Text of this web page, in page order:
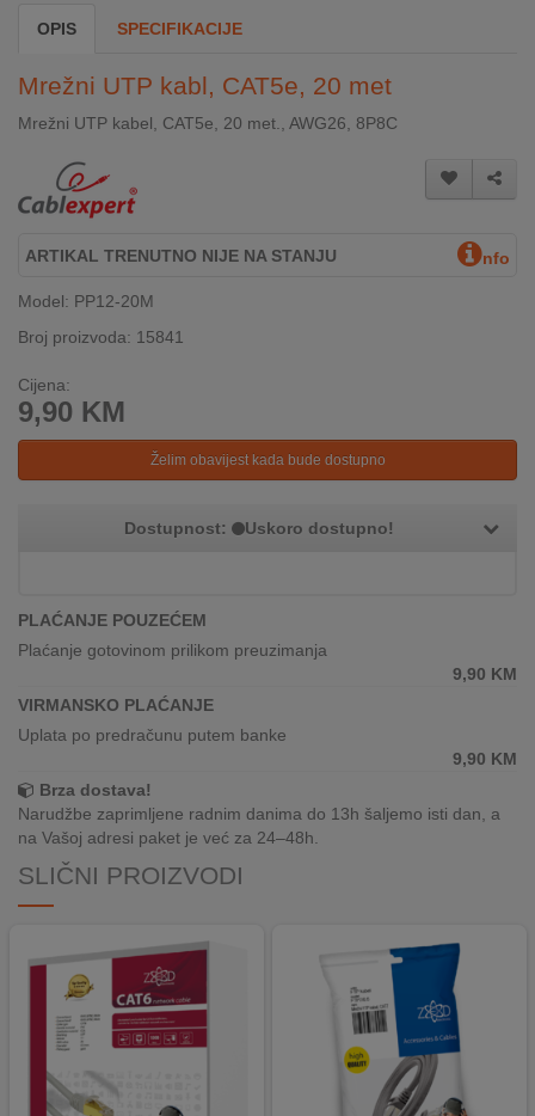
&
GAME
INTERNO
NALOG
BRENDOVI
KUPOVINA
NA
O
NAMA
KATALOZI
KUPITI?
KUPOVINA
INOSTRANSTVA
OPIS SPECIFIKACIJE
Mrežni UTP kabl, CAT5e, 20 met
Mrežni UTP kabel, CAT5e, 20 met., AWG26, 8P8C
ARTIKAL TRENUTNO NIJE NA STANJU nfo
Model: PP12-20M
Broj proizvoda: 15841
Cijena:
9,90 KM
Želim obavijest kada bude dostupno
Dostupnost: Uskoro dostupno!
PLAĆANJE POUZEĆEM
Plaćanje gotovinom prilikom preuzimanja
9,90 KM
VIRMANSKO PLAĆANJE
Uplata po predračunu putem banke
9,90 KM
Brza dostava!
Narudžbe zaprimljene radnim danima do 13h šaljemo isti dan, a
na Vašoj adresi paket je već za 24–48h.
SLIČNI PROIZVODI